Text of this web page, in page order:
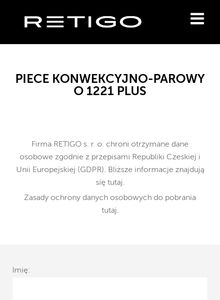
PIECE KONWEKCYJNO-PAROWY
O 1221 PLUS
Firma RETIGO s. r. o. chroni otrzymane dane
osobowe zgodnie z przepisami Republiki Czeskiej i
Unii Europejskiej (GDPR). Bliższe informacje znajdują
się tutaj.
Zasady ochrony danych osobowych do pobrania
tutaj.
Imię: